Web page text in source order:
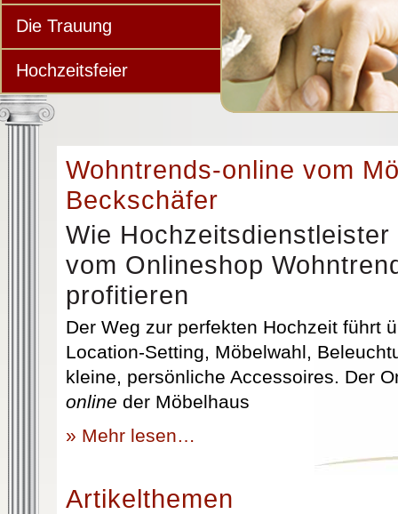
Die Trauung
Hochzeitsfeier
Wohntrends-online vom
Beckschäfer
Wie
vom Onlineshop
profitieren
Der Weg zur perfekten Hochzeit führt
Location-Setting, Möbelwahl,
kleine, persönliche Accessoires. Der
online der Möbelhaus
» Mehr lesen…
Artikelthemen